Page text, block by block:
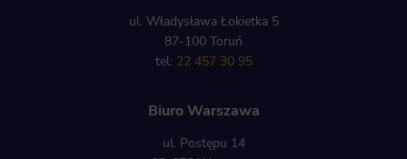
ul. Władysława Łokietka 5
87-100 Toruń
tel: 22 457 30 95
Biuro Warszawa
ul. Postępu 14